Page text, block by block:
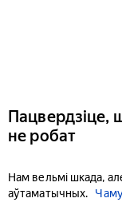
Пацвердзіце,
не робат
Нам вельмі шкада,
аўтаматычных.